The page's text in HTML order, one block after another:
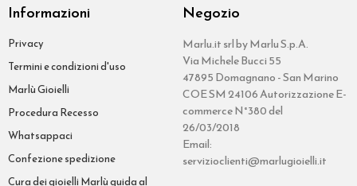
Informazioni
Privacy
Termini e condizioni d'uso
Marlù Gioielli
Procedura Recesso
Whatsappaci
Confezione spedizione
Cura dei gioielli Marlù guida al
Negozio
Marlu.it srl by Marlu S.p.A.
Via Michele Bucci 55
47895 Domagnano - San Marino
COE SM 24106 Autorizzazione E-
commerce N°380 del
26/03/2018
Email:
servizioclienti@marlugioielli.it